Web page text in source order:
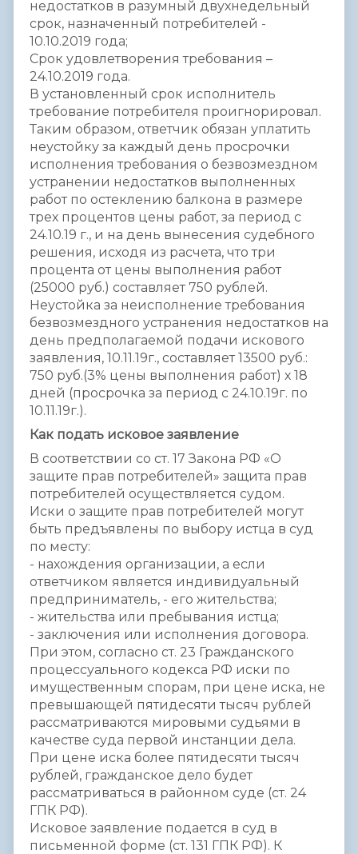
недостатков в разумный двухнедельный
срок, назначенный потребителей -
10.10.2019 года;
Срок удовлетворения требования –
24.10.2019 года.
В установленный срок исполнитель
требование потребителя проигнорировал.
Таким образом, ответчик обязан уплатить
неустойку за каждый день просрочки
исполнения требования о безвозмездном
устранении недостатков выполненных
работ по остеклению балкона в размере
трех процентов цены работ, за период с
24.10.19 г., и на день вынесения судебного
решения, исходя из расчета, что три
процента от цены выполнения работ
(25000 руб.) составляет 750 рублей.
Неустойка за неисполнение требования
безвозмездного устранения недостатков на
день предполагаемой подачи искового
заявления, 10.11.19г., составляет 13500 руб.:
750 руб.(3% цены выполнения работ) х 18
дней (просрочка за период с 24.10.19г. по
10.11.19г.).
Как подать исковое заявление
В соответствии со ст. 17 Закона РФ «О
защите прав потребителей» защита прав
потребителей осуществляется судом.
Иски о защите прав потребителей могут
быть предъявлены по выбору истца в суд
по месту:
- нахождения организации, а если
ответчиком является индивидуальный
предприниматель, - его жительства;
- жительства или пребывания истца;
- заключения или исполнения договора.
При этом, согласно ст. 23 Гражданского
процессуального кодекса РФ иски по
имущественным спорам, при цене иска, не
превышающей пятидесяти тысяч рублей
рассматриваются мировыми судьями в
качестве суда первой инстанции дела.
При цене иска более пятидесяти тысяч
рублей, гражданское дело будет
рассматриваться в районном суде (ст. 24
ГПК РФ).
Исковое заявление подается в суд в
письменной форме (ст. 131 ГПК РФ). К